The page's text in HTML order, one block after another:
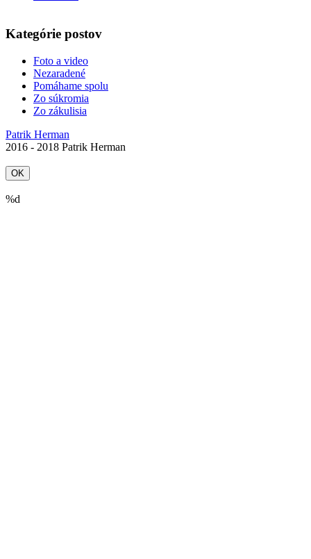
Kategórie postov
Foto a video
Nezaradené
Pomáhame spolu
Zo súkromia
Zo zákulisia
Patrik Herman
2016 - 2018 Patrik Herman
OK
%d